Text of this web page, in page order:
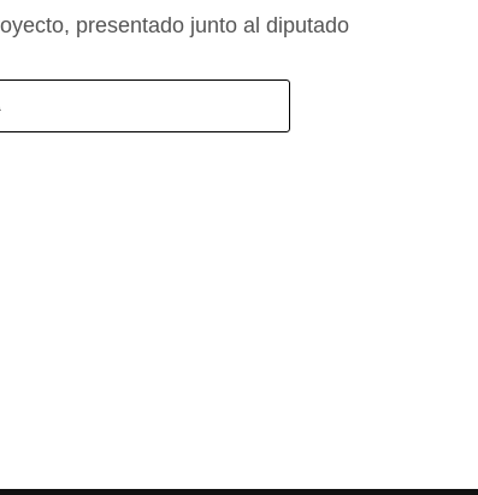
presentado junto al diputado
profesionales en las escuelas y
a las familias.